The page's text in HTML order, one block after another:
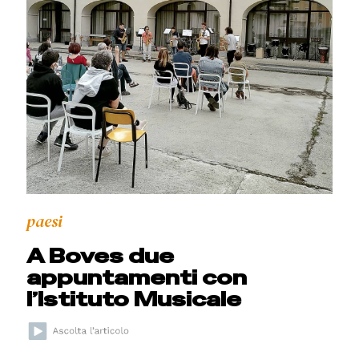
paesi
A Boves due
appuntamenti con
l’Istituto Musicale